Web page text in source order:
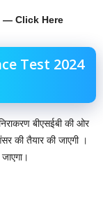
— Click Here
Test 2024
बीएसईबी की ओर
की तैयार की जाएगी ।